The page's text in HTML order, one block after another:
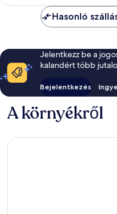
Hasonló
Jelentkezz be a
kalandért több
Bejelentkezés
A környékről